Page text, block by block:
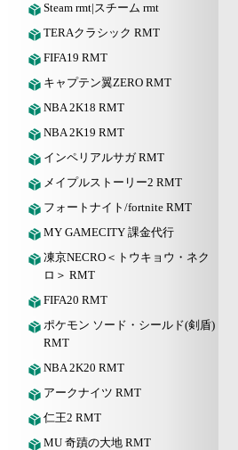
Steam rmt|スチーム rmt
TERAクラシック RMT
FIFA19 RMT
キャプテン翼ZERO RMT
NBA 2K18 RMT
NBA 2K19 RMT
インペリアルサガ RMT
メイプルストーリー2 RMT
フォートナイト/fortnite RMT
MY GAMECITY 課金代行
凍京NECRO＜トウキョウ・ネク
ロ＞ RMT
FIFA20 RMT
ポケモン ソード・シールド(剣盾)
RMT
NBA 2K20 RMT
アークナイツ RMT
仁王2 RMT
MU 奇蹟の大地 RMT